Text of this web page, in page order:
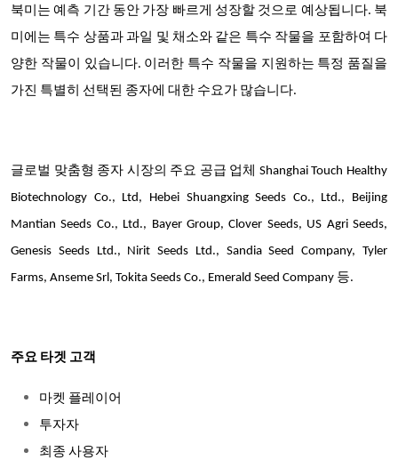
북미는 예측 기간 동안 가장 빠르게 성장할 것으로 예상됩니다. 북
미에는 특수 상품과 과일 및 채소와 같은 특수 작물을 포함하여 다
양한 작물이 있습니다. 이러한 특수 작물을 지원하는 특정 품질을
가진 특별히 선택된 종자에 대한 수요가 많습니다.
글로벌 맞춤형 종자 시장의 주요 공급 업체 Shanghai Touch Healthy
Biotechnology Co., Ltd, Hebei Shuangxing Seeds Co., Ltd., Beijing
Mantian Seeds Co., Ltd., Bayer Group, Clover Seeds, US Agri Seeds,
Genesis Seeds Ltd., Nirit Seeds Ltd., Sandia Seed Company, Tyler
Farms, Anseme Srl, Tokita Seeds Co., Emerald Seed Company 등.
주요 타겟 고객
마켓 플레이어
투자자
최종 사용자